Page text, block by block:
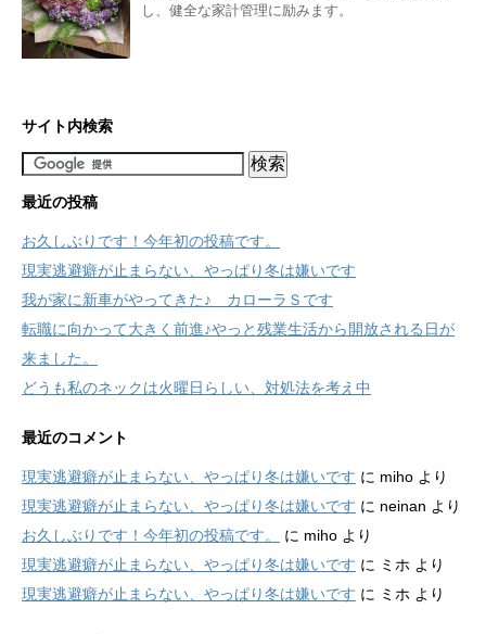
し、健全な家計管理に励みます。
サイト内検索
最近の投稿
お久しぶりです！今年初の投稿です。
現実逃避癖が止まらない、やっぱり冬は嫌いです
我が家に新車がやってきた♪ カローラＳです
転職に向かって大きく前進♪やっと残業生活から開放される日が
来ました。
どうも私のネックは火曜日らしい、対処法を考え中
最近のコメント
現実逃避癖が止まらない、やっぱり冬は嫌いです に miho より
現実逃避癖が止まらない、やっぱり冬は嫌いです に neinan より
お久しぶりです！今年初の投稿です。
に miho より
現実逃避癖が止まらない、やっぱり冬は嫌いです に ミホ より
現実逃避癖が止まらない、やっぱり冬は嫌いです に ミホ より